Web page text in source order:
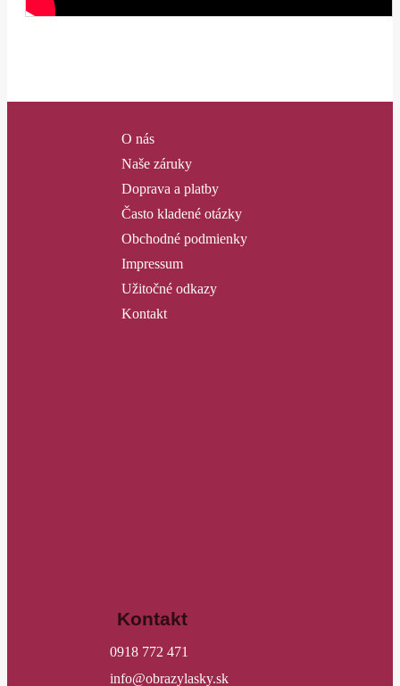
O nás
Naše záruky
Doprava a platby
Často kladené otázky
Obchodné podmienky
Impressum
Užitočné odkazy
Kontakt
Kontakt
0918 772 471
info@obrazylasky.sk